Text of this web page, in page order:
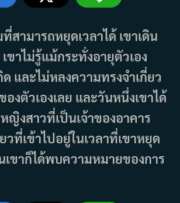
สามารถหยุดเวลาได้ เขาเดิน
ขาไม่รู้แม้กระทั่งอายุตัวเอง
และไม่หลงความทรงจำเกี่ยว
งตัวเองเลย และวันหนึ่งเขาได้
งสาวที่เป็นเจ้าของอาคาร
วที่เข้าไปอยู่ในเวลาที่เขาหยุด
เขาก็ได้พบความหมายของการ